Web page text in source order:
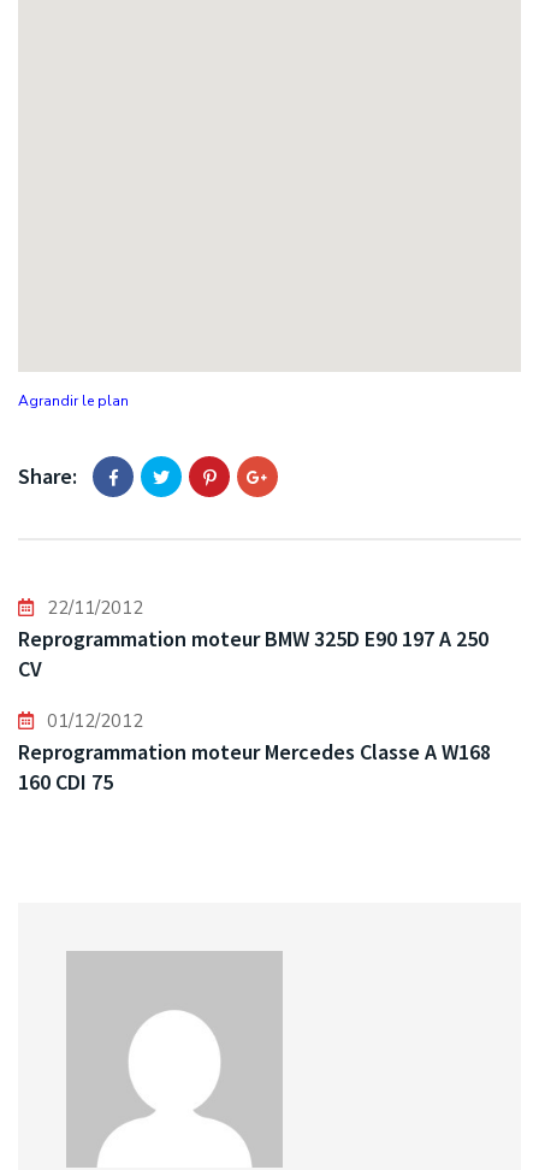
Agrandir le plan
Share:
22/11/2012
Reprogrammation moteur BMW 325D E90 197 A 250
CV
01/12/2012
Reprogrammation moteur Mercedes Classe A W168
160 CDI 75